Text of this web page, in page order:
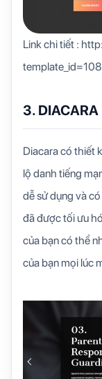
Link chi tiết :
3. DIACARA
Diacara có thiết
lộ danh tiếng
dễ sử dụng và
đã được tối ưu
của bạn có thể
của bạn mọi lúc